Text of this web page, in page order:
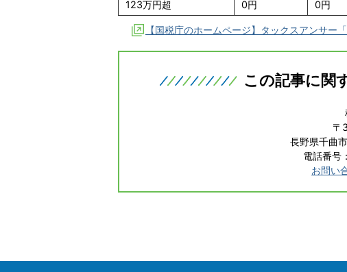
123万円超
0円 0円
【国税庁のホームページ】タックスアンサー
この記事に関
〒
長野県千曲
電話番号
お問い